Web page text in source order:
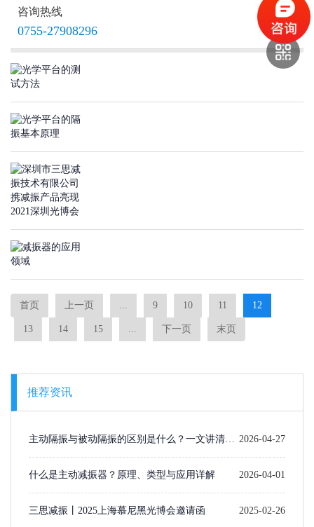
咨询热线
0755-27908296
首页 上一页 ... 9 10 11 12
13 14 15 ... 下一页 末页
推荐资讯
主动隔振与被动隔振的区别是什么？一文讲清楚
选型逻辑
2026-04-27
什么是主动减振器？原理、类型与应用详解 2026-04-01
三思减振丨2025上海慕尼黑光博会邀请函 2025-02-26